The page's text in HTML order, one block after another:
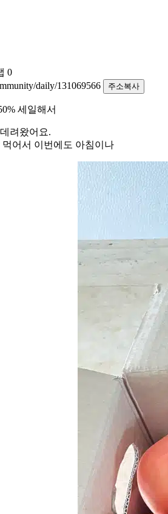
0
daily/131069566
주소복사
세일해서
려왔어요.
어서 이번에도 아침이나